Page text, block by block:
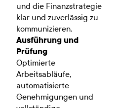
und die Finanzstrategie
klar und zuverlässig zu
kommunizieren.
Ausführung und
Prüfung
Optimierte
Arbeitsabläufe,
automatisierte
Genehmigungen und